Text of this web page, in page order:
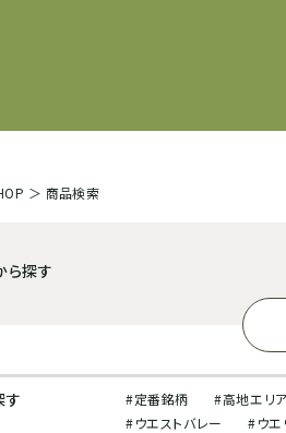
＞ 商品検索
ら探す
す #定番銘柄 #高地エリア
#ウエストバレー
#ウエ